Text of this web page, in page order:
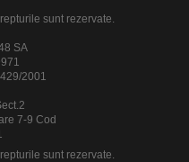
sunt rezervate.
SA
2001
7-9 Cod
sunt rezervate.